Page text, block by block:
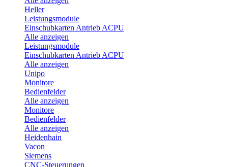
Heller
Leistungsmodule
Einschubkarten Antrieb ACPU
Alle anzeigen
Leistungsmodule
Einschubkarten Antrieb ACPU
Alle anzeigen
Unipo
Monitore
Bedienfelder
Alle anzeigen
Monitore
Bedienfelder
Alle anzeigen
Heidenhain
Vacon
Siemens
CNC-Steuerungen